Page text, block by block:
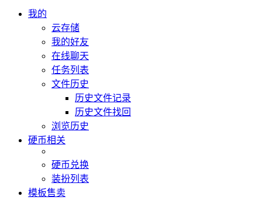
我的
云存储
我的好友
在线聊天
任务列表
文件历史
历史文件记录
历史文件找回
浏览历史
硬币相关
硬币兑换
装扮列表
模板售卖